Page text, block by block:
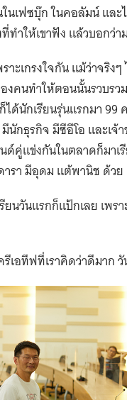
นเฟซบุ๊ก ในคอลัมน์ แล
ทำให้เขาฟัง แล้วบอกว่า
าะเกรงใจกัน แม้ว่าจริง
งคนทำให้ตอนนั้นรวบร
ได้นักเรียนรุ่นแรกมา 99
กธุรกิจ มีซีอีโอ และเจ้า
ด์คู่แข่งกันในตลาดก็มาเ
ารา มีอุดม แต้พานิช ด้วย
ยนวันแรกก็แป้กเลย เพ
เอทีฟที่เราคิดว่าดีมาก